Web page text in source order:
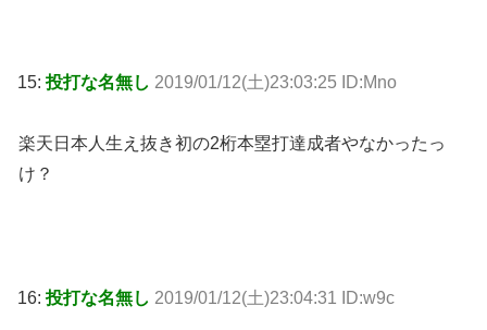
15:投打な名無し 2019/01/12(土)23:03:25 ID:Mno
楽天日本人生え抜き初の2桁本塁打達成者やなかったっ
け？
16:投打な名無し 2019/01/12(土)23:04:31 ID:w9c